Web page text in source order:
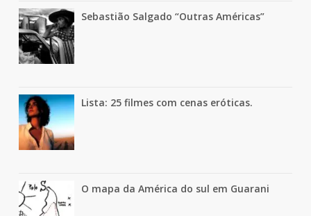
Sebastião Salgado “Outras Américas”
Lista: 25 filmes com cenas eróticas.
O mapa da América do sul em Guarani